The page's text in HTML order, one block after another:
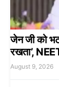
जेन जी को
रखता’,
August 9, 2026